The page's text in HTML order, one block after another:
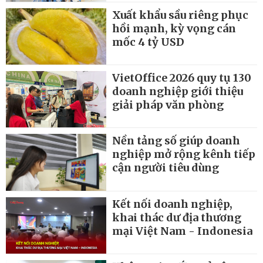
Xuất khẩu sầu riêng phục
hồi mạnh, kỳ vọng cán
mốc 4 tỷ USD
VietOffice 2026 quy tụ 130
doanh nghiệp giới thiệu
giải pháp văn phòng
Nền tảng số giúp doanh
nghiệp mở rộng kênh tiếp
cận người tiêu dùng
Kết nối doanh nghiệp,
khai thác dư địa thương
mại Việt Nam - Indonesia